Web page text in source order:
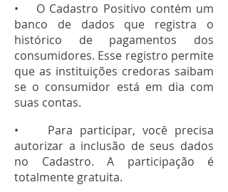
• O Cadastro Positivo contém um
banco de dados que registra o
histórico de pagamentos dos
consumidores. Esse registro permite
que as instituições credoras saibam
se o consumidor está em dia com
suas contas.
• Para participar, você precisa
autorizar a inclusão de seus dados
no Cadastro. A participação é
totalmente gratuita.